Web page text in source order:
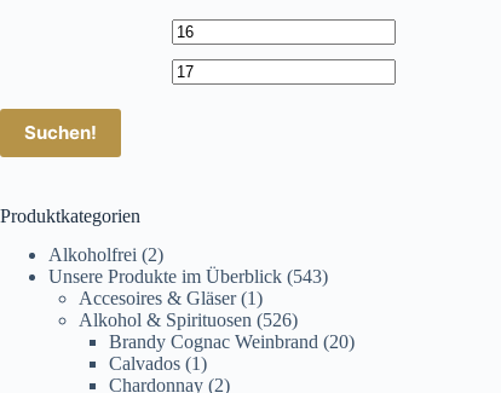
Suchen!
Produktkategorien
Alkoholfrei (2)
Unsere Produkte im Überblick (543)
Accesoires & Gläser (1)
Alkohol & Spirituosen (526)
Brandy Cognac Weinbrand (20)
Calvados (1)
Chardonnay (2)